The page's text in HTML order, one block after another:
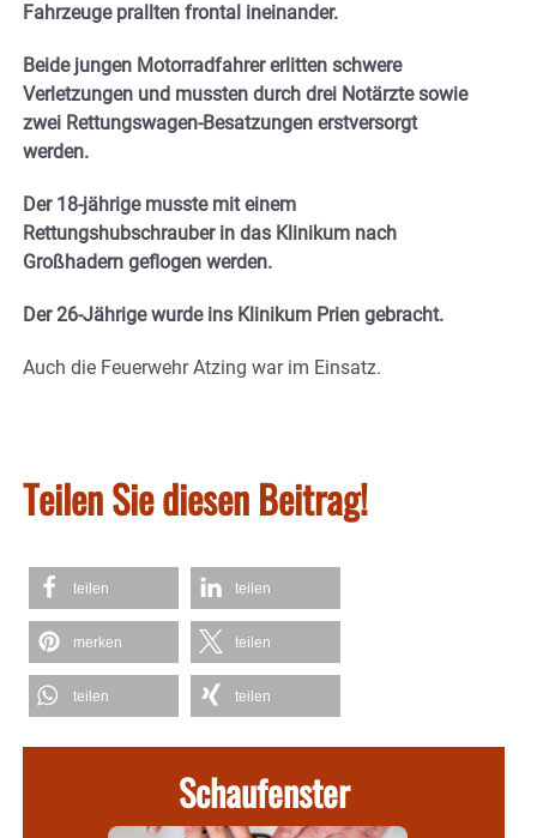
Fahrzeuge prallten frontal ineinander.
Beide jungen Motorradfahrer erlitten schwere
Verletzungen und mussten durch drei Notärzte sowie
zwei Rettungswagen-Besatzungen erstversorgt
werden.
Der 18-jährige musste mit einem
Rettungshubschrauber in das Klinikum nach
Großhadern geflogen werden.
Der 26-Jährige wurde ins Klinikum Prien gebracht.
Auch die Feuerwehr Atzing war im Einsatz.
Teilen Sie diesen Beitrag!
teilen teilen
merken teilen
teilen teilen
Schaufenster